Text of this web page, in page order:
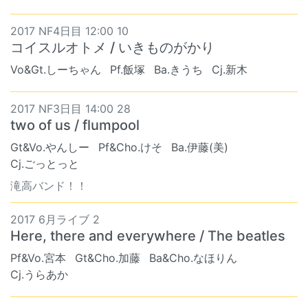
2017 NF4日目 12:00 10
コイスルオトメ / いきものがかり
Vo&Gt.しーちゃん Pf.飯塚 Ba.きうち Cj.新木
2017 NF3日目 14:00 28
two of us / flumpool
Gt&Vo.やんしー Pf&Cho.けそ
Ba.伊藤(美)
Cj.ごっとっと
滝高バンド！！
2017 6月ライブ 2
Here, there and everywhere / The beatles
Pf&Vo.宮本 Gt&Cho.加藤
Ba&Cho.なほりん
Cj.うらあか